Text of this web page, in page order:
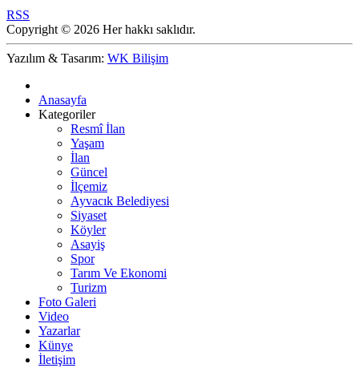
RSS
Copyright © 2026 Her hakkı saklıdır.
Yazılım & Tasarım: WK Bilişim
Anasayfa
Kategoriler
Resmî İlan
Yaşam
İlan
Güncel
İlçemiz
Ayvacık Belediyesi
Siyaset
Köyler
Asayiş
Spor
Tarım Ve Ekonomi
Turizm
Foto Galeri
Video
Yazarlar
Künye
İletişim